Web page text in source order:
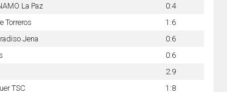
La Paz
0:4
Torreros
1:6
Jena
0:6
0:6
2:9
TSC
1:8